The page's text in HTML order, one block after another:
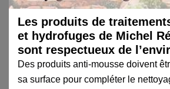
Les produits de
et hydrofuges de Michel
sont respectueux de
Des produits anti-mousse doivent
sa surface pour compléter le